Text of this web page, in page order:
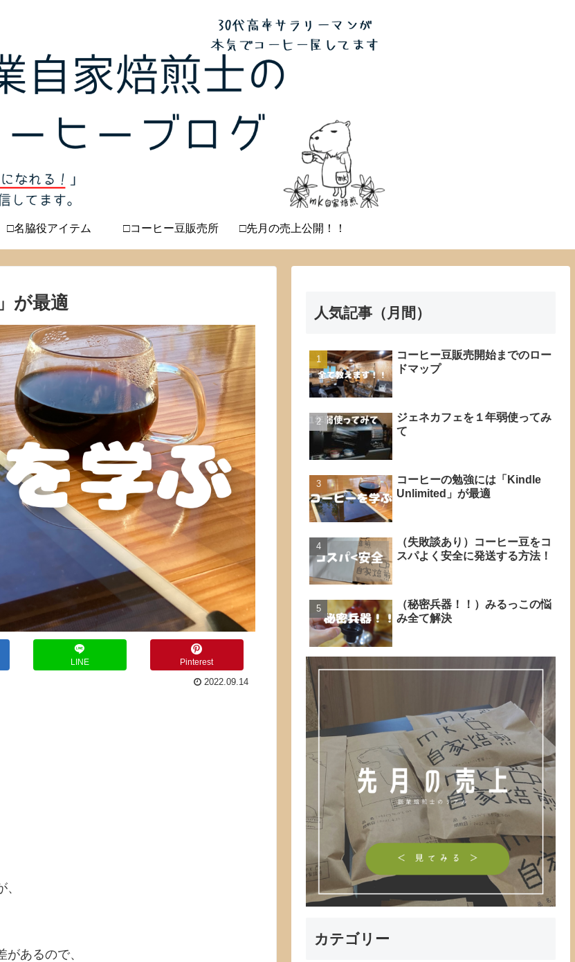
□名脇役アイテム □コーヒー豆販売所 □先月の売上公開！！
が最適
LINE Pinterest
2022.09.14
あるので、
人気記事（月間）
コーヒー豆販売開始までのロー
ドマップ
ジェネカフェを１年弱使ってみ
て
コーヒーの勉強には「Kindle
Unlimited」が最適
（失敗談あり）コーヒー豆をコ
スパよく安全に発送する方法！
（秘密兵器！！）みるっこの悩
み全て解決
カテゴリー